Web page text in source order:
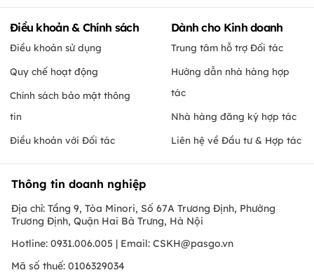
Điều khoản & Chính sách
Điều khoản sử dụng
Quy chế hoạt động
Chính sách bảo mật thông
tin
Điều khoản với Đối tác
Dành cho Kinh doanh
Trung tâm hỗ trợ Đối tác
Hướng dẫn nhà hàng hợp
tác
Nhà hàng đăng ký hợp tác
Liên hệ về Đầu tư & Hợp tác
Thông tin doanh nghiệp
Địa chỉ: Tầng 9, Tòa Minori, Số 67A Trương Định, Phường
Trương Định, Quận Hai Bà Trưng, Hà Nội
Hotline: 0931.006.005 | Email: CSKH@pasgo.vn
Mã số thuế: 0106329034